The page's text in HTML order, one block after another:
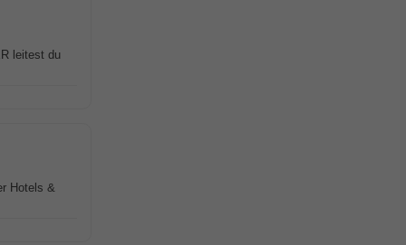
leitest du
Hotels &